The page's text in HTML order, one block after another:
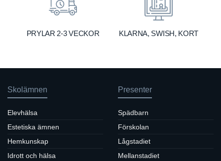
PRYLAR 2-3 VECKOR KLARNA, SWISH, KORT
Skolämnen
Elevhälsa
Estetiska ämnen
Hemkunskap
Idrott och hälsa
Presenter
Spädbarn
Förskolan
Lågstadiet
Mellanstadiet